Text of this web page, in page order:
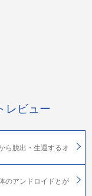
レビュー
ら脱出・生還するオ
のアンドロイドとが